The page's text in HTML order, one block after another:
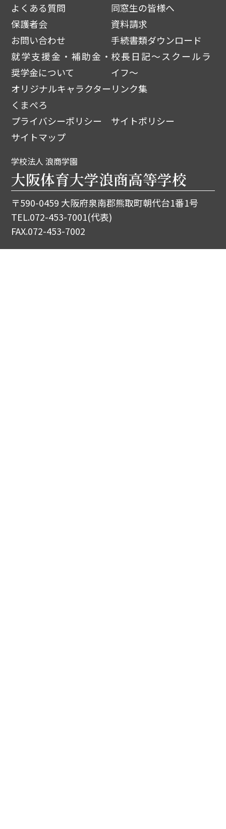
よくある質問
同窓生の皆様へ
保護者会
資料請求
お問い合わせ
手続書類ダウンロード
就学支援金・補助金・
奨学金について
校長日記～スクールラ
イフ～
オリジナルキャラクター
くまぺろ
リンク集
プライバシーポリシー
サイトポリシー
サイトマップ
学校法人 浪商学園
大阪体育大学浪商高等学校
〒590-0459 大阪府泉南郡熊取町朝代台1番1号
TEL.072-453-7001(代表)
FAX.072-453-7002